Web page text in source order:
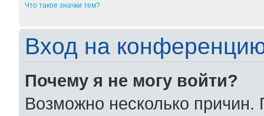
Что такое значки тем?
Вход на
Почему я не могу войти?
Возможно несколько причин.